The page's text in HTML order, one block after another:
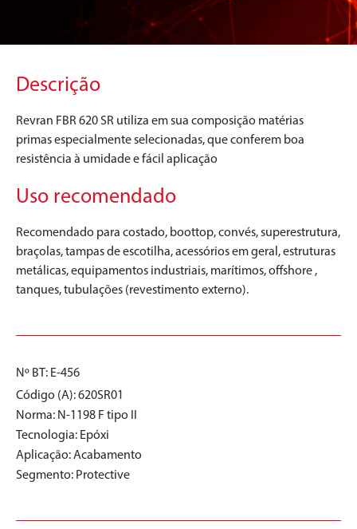
Descrição
Revran FBR 620 SR utiliza em sua composição matérias
primas especialmente selecionadas, que conferem boa
resistência à umidade e fácil aplicação
Uso recomendado
Recomendado para costado, boottop, convés, superestrutura,
braçolas, tampas de escotilha, acessórios em geral, estruturas
metálicas, equipamentos industriais, marítimos, offshore ,
tanques, tubulações (revestimento externo).
Nº BT: E-456
Código (A): 620SR01
Norma: N-1198 F tipo II
Tecnologia: Epóxi
Aplicação:Acabamento
Segmento: Protective